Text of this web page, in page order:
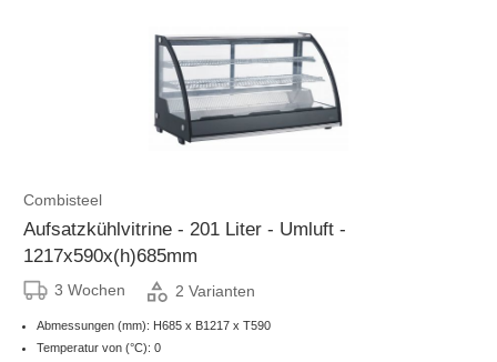
Combisteel
Aufsatzkühlvitrine - 201 Liter - Umluft -
1217x590x(h)685mm
3 Wochen 2 Varianten
Abmessungen (mm): H685 x B1217 x T590
Temperatur von (°C): 0